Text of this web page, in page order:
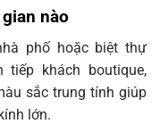
nào
phố hoặc biệt thự
khách boutique,
sắc trung tính giúp
lớn.